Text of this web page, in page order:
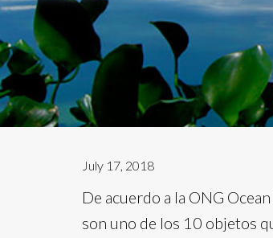
July 17, 2018
De acuerdo a la ONG
son uno de los 10 objetos